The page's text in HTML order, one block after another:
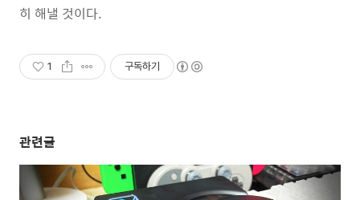
히 해낼 것이다.
1 구독하기
관련글